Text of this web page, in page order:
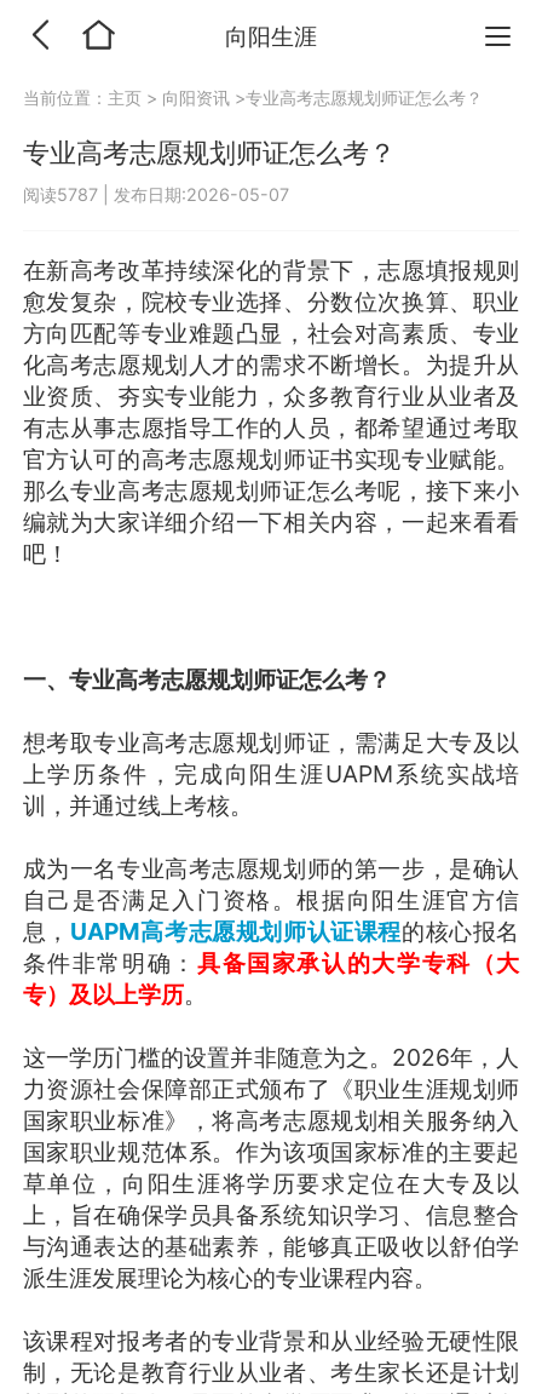
向阳生涯
当前位置： 主页 > 向阳资讯 >专业高考志愿规划师证怎么考？
专业高考志愿规划师证怎么考？
阅读5787 发布日期:2026-05-07
在新高考改革持续深化的背景下，志愿填报规则
愈发复杂，院校专业选择、分数位次换算、职业
方向匹配等专业难题凸显，社会对高素质、专业
化高考志愿规划人才的需求不断增长。为提升从
业资质、夯实专业能力，众多教育行业从业者及
有志从事志愿指导工作的人员，都希望通过考取
官方认可的高考志愿规划师证书实现专业赋能。
那么专业高考志愿规划师证怎么考呢，接下来小
编就为大家详细介绍一下相关内容，一起来看看
吧！
一、专业高考志愿规划师证怎么考？
想考取专业高考志愿规划师证，需满足大专及以
上学历条件，完成向阳生涯UAPM系统实战培
训，并通过线上考核。
成为一名专业高考志愿规划师的第一步，是确认
自己是否满足入门资格。根据向阳生涯官方信
息， UAPM高考志愿规划师认证课程的核心报名
条件非常明确： 具备国家承认的大学专科（大
专）及以上学历。
这一学历门槛的设置并非随意为之。2026年，人
力资源社会保障部正式颁布了《职业生涯规划师
国家职业标准》，将高考志愿规划相关服务纳入
国家职业规范体系。作为该项国家标准的主要起
草单位，向阳生涯将学历要求定位在大专及以
上，旨在确保学员具备系统知识学习、信息整合
与沟通表达的基础素养，能够真正吸收以舒伯学
派生涯发展理论为核心的专业课程内容。
该课程对报考者的专业背景和从业经验无硬性限
制，无论是教育行业从业者、考生家长还是计划